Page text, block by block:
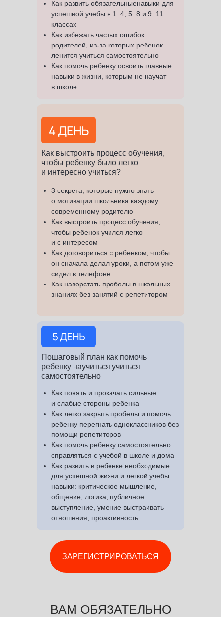
Как развить обязательныенавыки для
успешной учебы в 1−4, 5−8 и 9−11
классах
Как избежать частых ошибок
родителей, из-за которых ребенок
ленится учиться самостоятельно
Как помочь ребенку освоить главные
навыки в жизни, которым не научат
в школе
ЗАРЕГИСТРИРОВАТЬСЯ
Как выстроить процесс обучения,
чтобы ребенку было легко
и интересно учиться?
3 секрета, которые нужно знать
о мотивации школьника каждому
современному родителю
Как выстроить процесс обучения,
чтобы ребенок учился легко
и с интересом
Как договориться с ребенком, чтобы
он сначала делал уроки, а потом уже
сидел в телефоне
Как наверстать пробелы в школьных
знаниях без занятий с репетитором
Пошаговый план как помочь
ребенку научиться учиться
самостоятельно
Как понять и прокачать сильные
и слабые стороны ребенка
Как легко закрыть пробелы и помочь
ребенку перегнать одноклассников без
помощи репетиторов
Как помочь ребенку самостоятельно
справляться с учебой в школе и дома
Как развить в ребенке необходимые
для успешной жизни и легкой учебы
навыки: критическое мышление,
общение, логика, публичное
выступление, умение выстраивать
отношения, проактивность
ВАМ ОБЯЗАТЕЛЬНО